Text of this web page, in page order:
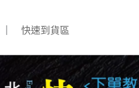
快速到貨區